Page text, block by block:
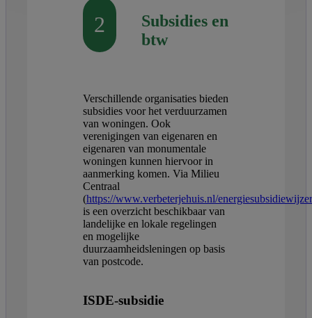
2
Subsidies en
btw
Verschillende organisaties bieden
subsidies voor het verduurzamen
van woningen. Ook
verenigingen van eigenaren en
eigenaren van monumentale
woningen kunnen hiervoor in
aanmerking komen. Via Milieu
Centraal
(https://www.verbeterjehuis.nl/
is een overzicht beschikbaar van
landelijke en lokale regelingen
en mogelijke
duurzaamheidsleningen op basis
van postcode.
ISDE-subsidie